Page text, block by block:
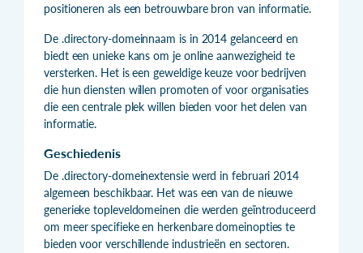
positioneren als een betrouwbare bron van informatie.
De .directory-domeinnaam is in 2014 gelanceerd en
biedt een unieke kans om je online aanwezigheid te
versterken. Het is een geweldige keuze voor bedrijven
die hun diensten willen promoten of voor organisaties
die een centrale plek willen bieden voor het delen van
informatie.
Geschiedenis
De .directory-domeinextensie werd in februari 2014
algemeen beschikbaar. Het was een van de nieuwe
generieke topleveldomeinen die werden geïntroduceerd
om meer specifieke en herkenbare domeinopties te
bieden voor verschillende industrieën en sectoren.